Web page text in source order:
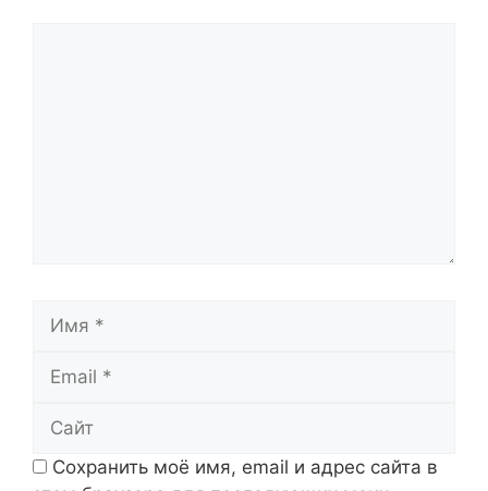
Сохранить моё имя, email и адрес сайта в